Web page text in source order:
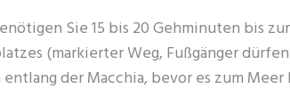
Sie 15 bis 20 Gehminuten bis
(markierter Weg, Fußgänger
der Macchia, bevor es zum